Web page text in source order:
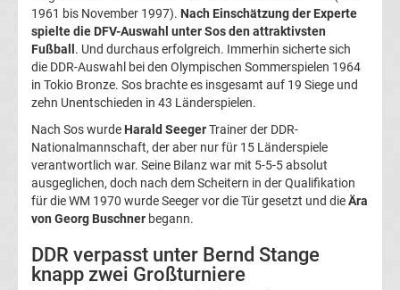
Top-
Aktuell
Bundesliga
Tabelle
Bundesliga
Ergebnisse
2.
1961 bis November 1997). Nach Einschätzung der Experte
spielte die DFV-Auswahl unter Sos den attraktivsten
Fußball . Und durchaus erfolgreich. Immerhin sicherte sich
die DDR-Auswahl bei den Olympischen Sommerspielen 1964
in Tokio Bronze. Sos brachte es insgesamt auf 19 Siege und
zehn Unentschieden in 43 Länderspielen.
Nach Sos wurde Harald SeegerTrainer der DDR-
Nationalmannschaft, der aber nur für 15 Länderspiele
verantwortlich war. Seine Bilanz war mit 5-5-5 absolut
ausgeglichen, doch nach dem Scheitern in der Qualifikation
für die WM 1970 wurde Seeger vor die Tür gesetzt und dieÄra
von Georg Buschner begann.
DDR verpasst unter Bernd Stange
knapp zwei Großturniere